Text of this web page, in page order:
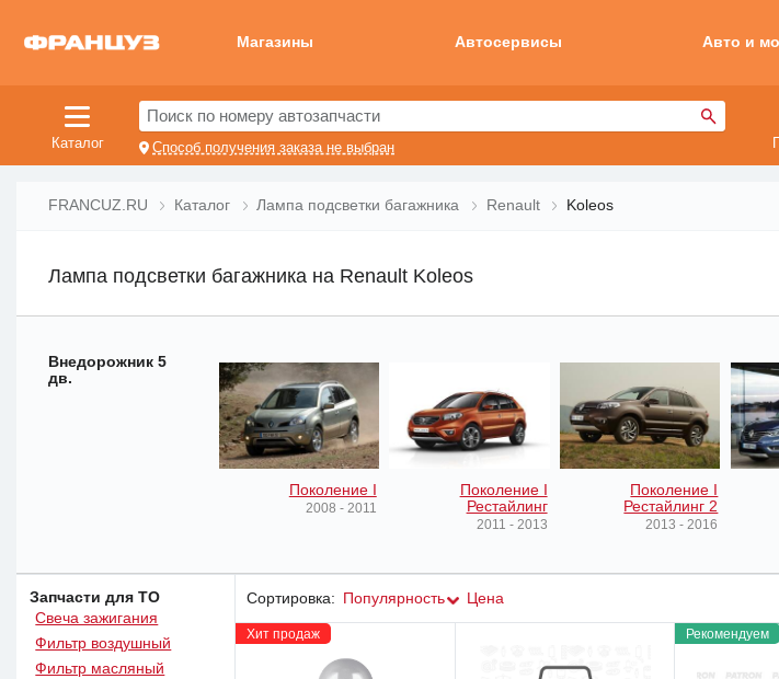
Магазины Автосервисы Авто и
Каталог
Поиск по номеру автозапчасти
Способ получения заказа не выбран
FRANCUZ.RU Каталог Лампа подсветки багажника Renault Koleos
Лампа подсветки багажника на Renault Koleos
Внедорожник 5
дв.
Поколение I
2008 - 2011
Поколение I
Рестайлинг
2011 - 2013
Поколение I
Рестайлинг 2
2013 - 2016
Запчасти для ТО
Свеча зажигания
Фильтр воздушный
Фильтр масляный
Сортировка: Популярность Цена
Хит продаж Рекомендуем